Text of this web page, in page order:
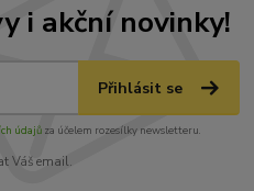
i akční novinky!
Přihlásit se
údajůza účelem rozesílky newsletteru.
Váš email.